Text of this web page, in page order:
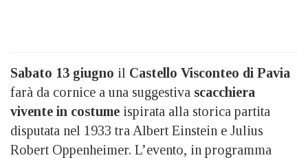
Sabato 13 giugno il Castello Visconteo di Pavia
farà da cornice a una suggestiva scacchiera
vivente in costume ispirata alla storica partita
disputata nel 1933 tra Albert Einstein e Julius
Robert Oppenheimer. L’evento, in programma